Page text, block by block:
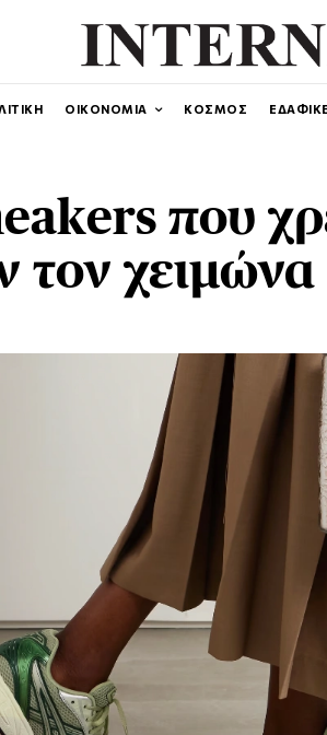
ΟΙΚΟΝΟΜΙΑ ΚΟΣΜΟΣ
που
τον χειμώνα